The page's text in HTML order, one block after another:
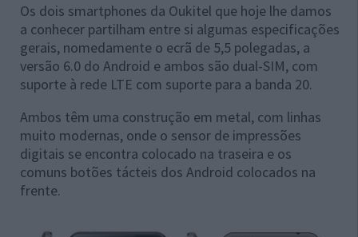
Os dois smartphones da Oukitel que hoje lhe damos
a conhecer partilham entre si algumas especificações
gerais, nomedamente o ecrã de 5,5 polegadas, a
versão 6.0 do Android e ambos são dual-SIM, com
suporte à rede LTE com suporte para a banda 20.
Ambos têm uma construção em metal, com linhas
muito modernas, onde o sensor de impressões
digitais se encontra colocado na traseira e os
comuns botões tácteis dos Android colocados na
frente.